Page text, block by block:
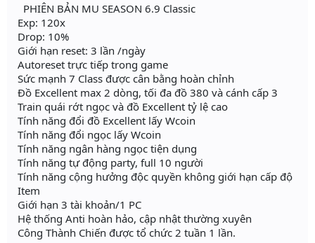
PHIÊN BẢN MU SEASON 6.9 Classic
Exp: 120x
Drop: 10%
Giới hạn reset: 3 lần /ngày
Autoreset trực tiếp trong game
Sức mạnh 7 Class được cân bằng hoàn chỉnh
Đồ Excellent max 2 dòng, tối đa đồ 380 và cánh cấp 3
Train quái rớt ngọc và đồ Excellent tỷ lệ cao
Tính năng đổi đồ Excellent lấy Wcoin
Tính năng đổi ngọc lấy Wcoin
Tính năng ngân hàng ngọc tiện dụng
Tính năng tự động party, full 10 người
Tính năng cộng hưởng độc quyền không giới hạn cấp độ
Item
Giới hạn 3 tài khoản/1 PC
Hệ thống Anti hoàn hảo, cập nhật thường xuyên
Công Thành Chiến được tổ chức 2 tuần 1 lần.